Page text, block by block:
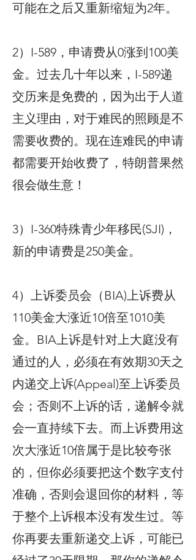
可能在之后又重新缩短为2年。
2）I-589，申请费从0涨到100美
金。过去几十年以来，I-589递
交历来是免费的，因为出于人道
主义理由，对于难民的照顾是不
需要收费的。现在连难民的申请
都需要开始收费了，特朗普果然
很会做生意！
3）I-360特殊青少年移民(SJI)，
新的申请费是250美金。
4）上诉委员会（BIA)上诉费从
110美金大涨近10倍至1010美
金。BIA上诉是针对上大庭没有
通过的人，必须在有效期30天之
内递交上诉(Appeal)至上诉委员
会；否则不上诉的话，递解令就
会一直持续下去。而上诉费用这
次大涨近10倍属于是比较夸张
的，但你必须要把这个数字支付
准确，否则会退回你的材料，等
于整个上诉根本没有发生过。等
你再要去重新递交上诉，可能已